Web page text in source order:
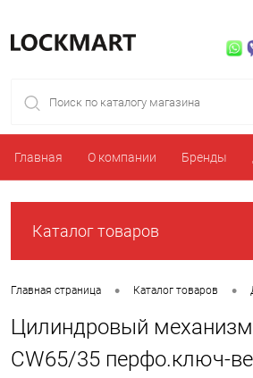
Главная О компании Бренды
Каталог товаров
Главная страница • Каталог товаров •
Цилиндровый механизм
CW65/35 перфо.ключ-